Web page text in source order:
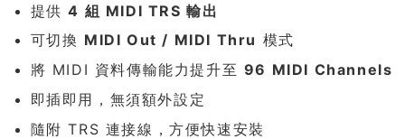
提供4 組 MIDI TRS 輸出
可切換 MIDI Out / MIDI Thru 模式
將 MIDI 資料傳輸能力提升至 96 MIDI Channels
即插即用，無須額外設定
隨附 TRS 連接線，方便快速安裝